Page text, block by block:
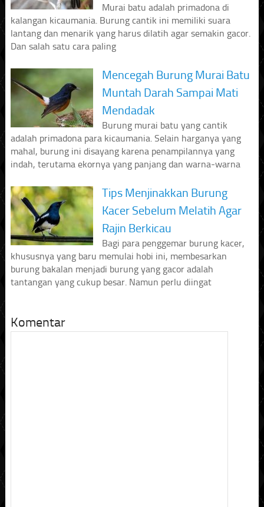
Murai batu adalah primadona di
kalangan kicaumania. Burung cantik ini memiliki suara
lantang dan menarik yang harus dilatih agar semakin gacor.
Dan salah satu cara paling
Mencegah Burung Murai Batu
Muntah Darah Sampai Mati
Mendadak
Burung murai batu yang cantik
adalah primadona para kicaumania. Selain harganya yang
mahal, burung ini disayang karena penampilannya yang
indah, terutama ekornya yang panjang dan warna-warna
Tips Menjinakkan Burung
Kacer Sebelum Melatih Agar
Rajin Berkicau
Bagi para penggemar burung kacer,
khususnya yang baru memulai hobi ini, membesarkan
burung bakalan menjadi burung yang gacor adalah
tantangan yang cukup besar. Namun perlu diingat
Komentar